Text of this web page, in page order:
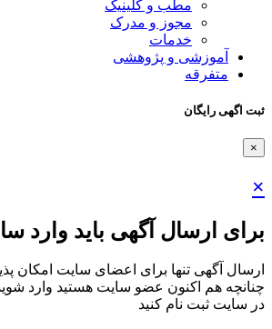
مطب و کلینیک
مجوز و مدرک
خدمات
آموزشی و پژوهشی
متفرقه
ثبت اگهی رایگان
×
×
برای ارسال آگهی باید وارد
ارسال آگهی تنها برای اعضای سایت امکان
چنانچه هم‌ اکنون عضو سایت هستید وارد
در سایت ثبت نام کنید